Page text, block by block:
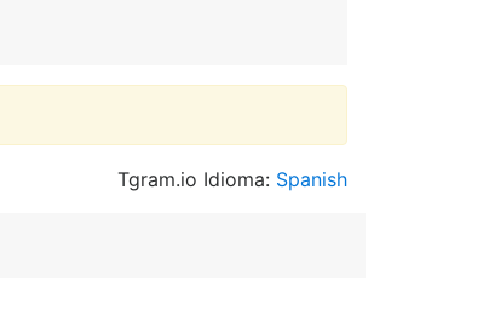
Tgram.io Idioma: Spanish